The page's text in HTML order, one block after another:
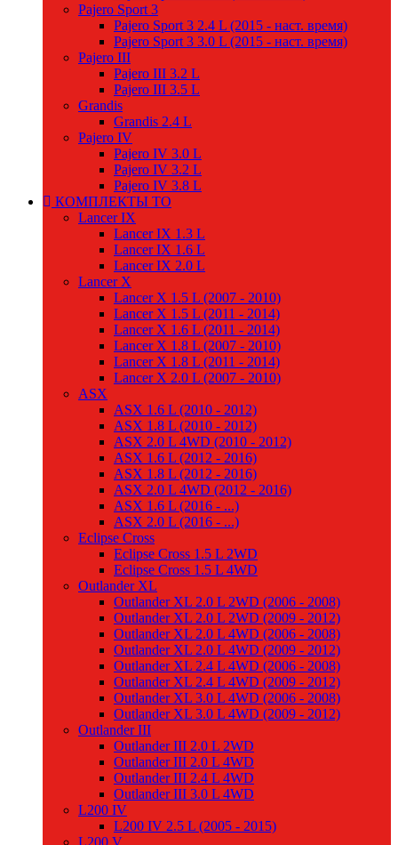
Pajero Sport 3
Pajero Sport 3 2.4 L (2015 - наст. время)
Pajero Sport 3 3.0 L (2015 - наст. время)
Pajero III
Pajero III 3.2 L
Pajero III 3.5 L
Grandis
Grandis 2.4 L
Pajero IV
Pajero IV 3.0 L
Pajero IV 3.2 L
Pajero IV 3.8 L
КОМПЛЕКТЫ ТО
Lancer IX
Lancer IX 1.3 L
Lancer IX 1.6 L
Lancer IX 2.0 L
Lancer X
Lancer X 1.5 L (2007 - 2010)
Lancer X 1.5 L (2011 - 2014)
Lancer X 1.6 L (2011 - 2014)
Lancer X 1.8 L (2007 - 2010)
Lancer X 1.8 L (2011 - 2014)
Lancer X 2.0 L (2007 - 2010)
ASX
ASX 1.6 L (2010 - 2012)
ASX 1.8 L (2010 - 2012)
ASX 2.0 L 4WD (2010 - 2012)
ASX 1.6 L (2012 - 2016)
ASX 1.8 L (2012 - 2016)
ASX 2.0 L 4WD (2012 - 2016)
ASX 1.6 L (2016 - ...)
ASX 2.0 L (2016 - ...)
Eclipse Cross
Eclipse Cross 1.5 L 2WD
Eclipse Cross 1.5 L 4WD
Outlander XL
Outlander XL 2.0 L 2WD (2006 - 2008)
Outlander XL 2.0 L 2WD (2009 - 2012)
Outlander XL 2.0 L 4WD (2006 - 2008)
Outlander XL 2.0 L 4WD (2009 - 2012)
Outlander XL 2.4 L 4WD (2006 - 2008)
Outlander XL 2.4 L 4WD (2009 - 2012)
Outlander XL 3.0 L 4WD (2006 - 2008)
Outlander XL 3.0 L 4WD (2009 - 2012)
Outlander III
Outlander III 2.0 L 2WD
Outlander III 2.0 L 4WD
Outlander III 2.4 L 4WD
Outlander III 3.0 L 4WD
L200 IV
L200 IV 2.5 L (2005 - 2015)
L200 V